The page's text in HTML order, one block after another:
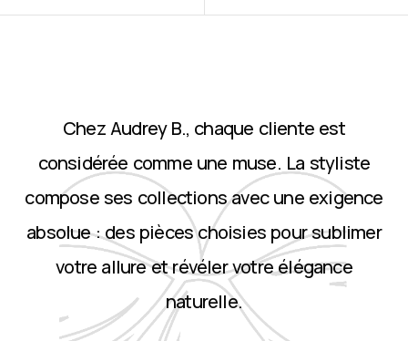
Chez Audrey B., chaque cliente est
considérée comme une muse. La styliste
compose ses collections avec une exigence
absolue : des pièces choisies pour sublimer
votre allure et révéler votre élégance
naturelle.